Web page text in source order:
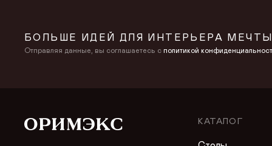
БОЛЬШЕ ИДЕЙ ДЛЯ ИНТЕРЬЕРА
Отправляя данные, вы соглашаетесь с политикой
КАТАЛОГ